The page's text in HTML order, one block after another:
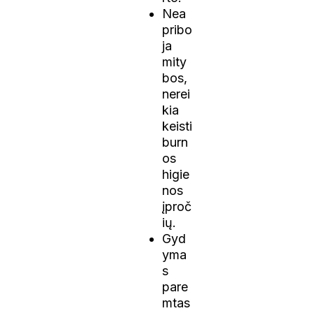
Nea
pribo
ja
mity
bos,
nerei
kia
keisti
burn
os
higie
nos
įproč
ių.
Gyd
yma
s
pare
mtas